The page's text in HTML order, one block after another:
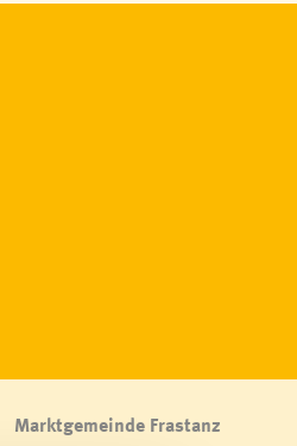
Marktgemeinde Frastanz